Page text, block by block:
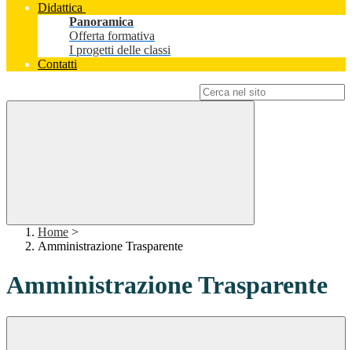
Didattica
Panoramica
Offerta formativa
I progetti delle classi
Contatti
Home >
Amministrazione Trasparente
Amministrazione Trasparente